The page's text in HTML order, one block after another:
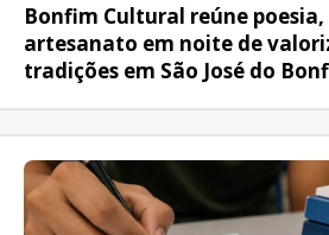
Bonfim Cultural reúne poesia,
artesanato em noite de
tradições em São José do